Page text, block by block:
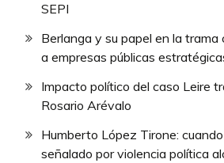
SEPI
Berlanga y su papel en la trama
a empresas públicas
Impacto político del caso Leire
Rosario Arévalo
Humberto López Tirone:
señalado por violencia política